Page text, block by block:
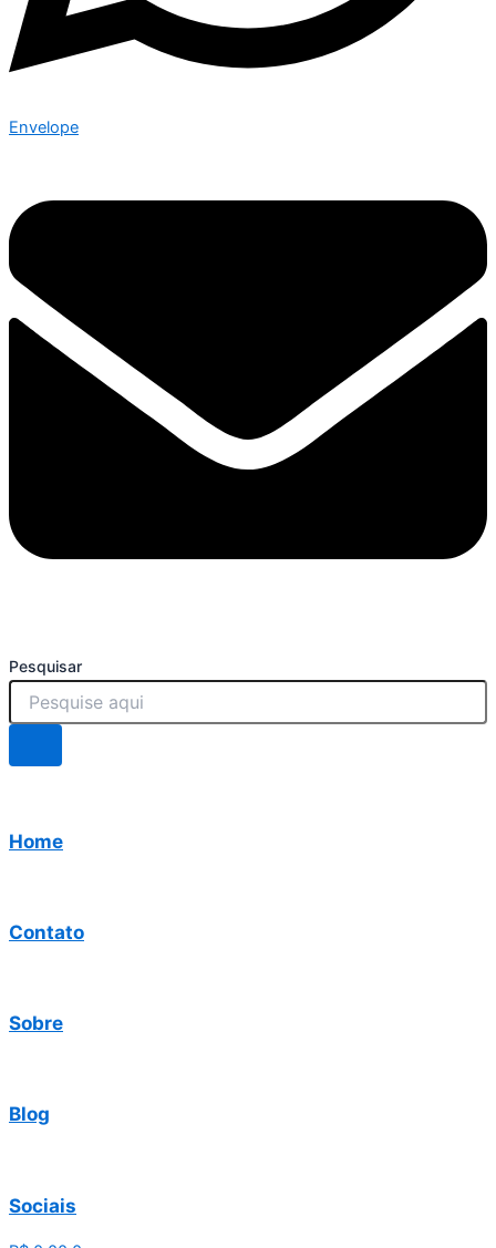
Envelope
Pesquisar
Home
Contato
Sobre
Blog
Sociais